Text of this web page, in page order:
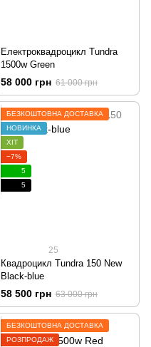
Електроквадроцикл Tundra
1500w Green
58 000 грн 61 000 грн
БЕЗКОШТОВНА ДОСТАВКА
НОВИНКА
ХІТ
−7%
5
5
25
Квадроцикл Tundra 150 New
Black-blue
58 500 грн 63 000 грн
БЕЗКОШТОВНА ДОСТАВКА
РОЗПРОДАЖ